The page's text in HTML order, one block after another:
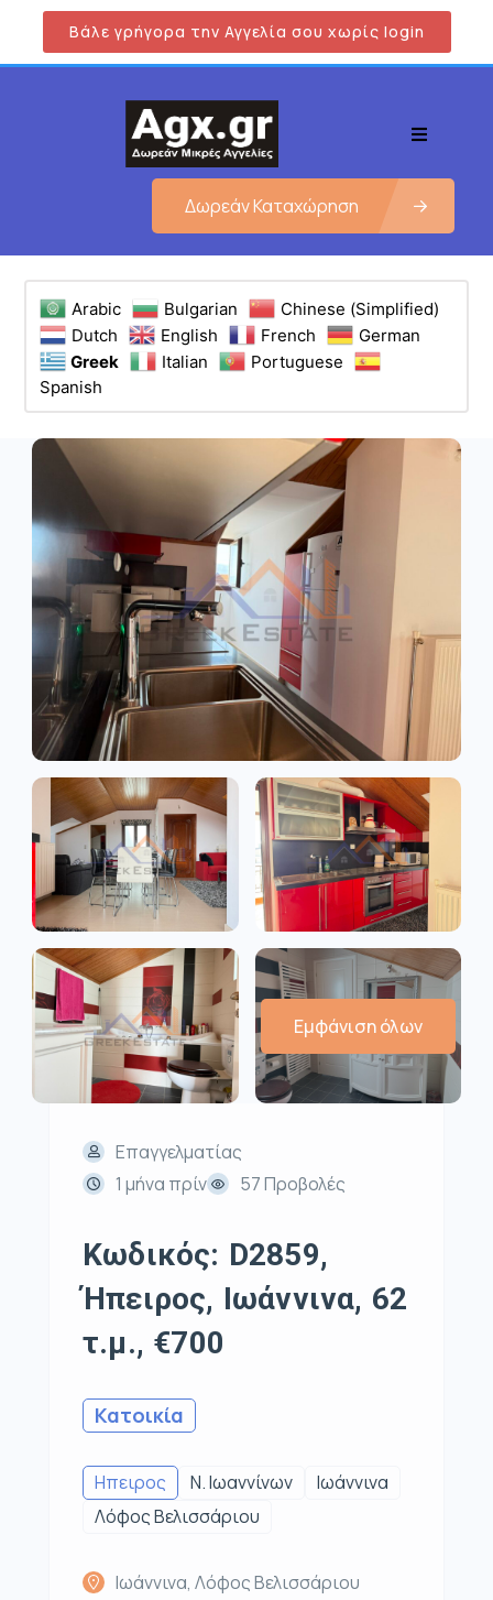
Βάλε γρήγορα την Αγγελία σου χωρίς login
Δωρεάν Καταχώρηση
Arabic Bulgarian
Chinese (Simplified)
Dutch
English French
German
Greek
Italian
Portuguese
Spanish
Εμφάνιση όλων
Επαγγελματίας
1 μήνα πρίν
57 Προβολές
Κωδικός: D2859,
Ήπειρος, Ιωάννινα, 62
τ.μ., €700
Κατοικία
Ηπειρος Ν. Ιωαννίνων
Ιωάννινα
Λόφος Βελισσάριου
Ιωάννινα, Λόφος Βελισσάριου